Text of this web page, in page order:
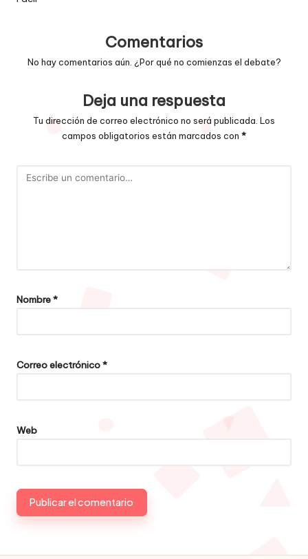
entradas
Comentarios
No hay comentarios aún. ¿Por qué no comienzas el debate?
Deja una respuesta
Tu dirección de correo electrónico no será publicada. Los
campos obligatorios están marcados con *
Nombre*
Correo electrónico*
Web